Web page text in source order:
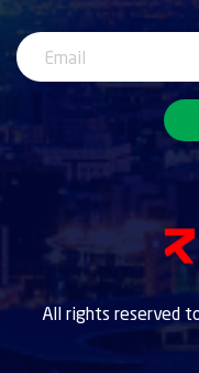
All rights reserved